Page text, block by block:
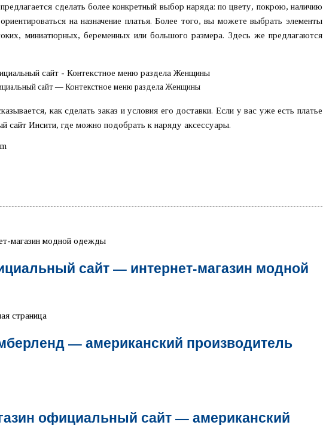
сделать более конкретный выбор наряда: по цвету, покрою, наличию
на назначение платья. Более того, вы можете выбрать элементы
миниатюрных, беременных или большого размера. Здесь же предлагаются
сайт — Контекстное меню раздела Женщины
как сделать заказ и условия его доставки. Если у вас уже есть платье
сайт Инсити, где можно подобрать к наряду аксессуары.
сайт — интернет-магазин модной
— американский производитель
официальный сайт — американский